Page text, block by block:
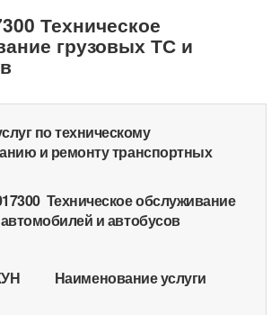
Техническое
грузовых ТС и
по техническому
и ремонту транспортных
Техническое обслуживание
и автобусов
Наименование услуги